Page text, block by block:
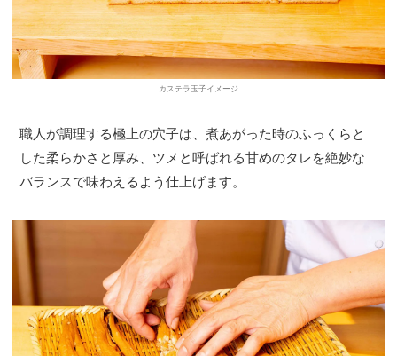
カステラ玉子イメージ
職人が調理する極上の穴子は、煮あがった時のふっくらと
した柔らかさと厚み、ツメと呼ばれる甘めのタレを絶妙な
バランスで味わえるよう仕上げます。